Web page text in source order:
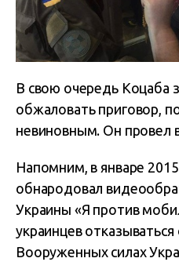
В свою очередь Коцаба
обжаловать приговор,
невиновным. Он провел
Напомним, в январе
обнародовал
Украины «Я против
украинцев
Вооруженных силах